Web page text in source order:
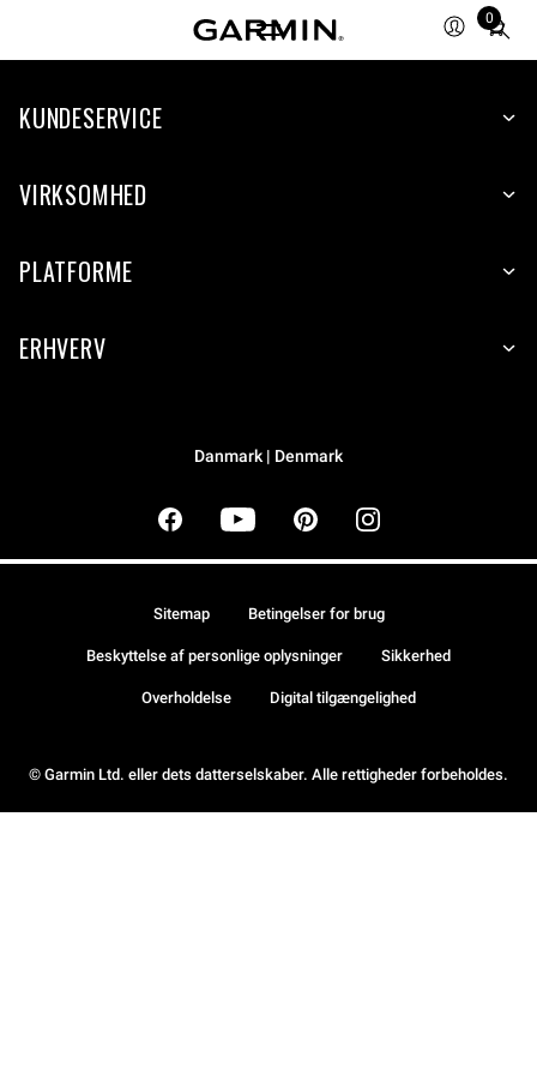
0
Total
KUNDESERVICE
VIRKSOMHED
PLATFORME
ERHVERV
Danmark | Denmark
© Garmin Ltd. eller dets datterselskaber. Alle rettigheder forbeholdes.
Sitemap Betingelser for brug
Beskyttelse af personlige oplysninger Sikkerhed
Overholdelse Digital tilgængelighed